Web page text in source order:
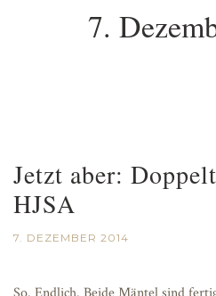
7.
Jetzt aber:
HJSA
7. DEZEMBER 2014